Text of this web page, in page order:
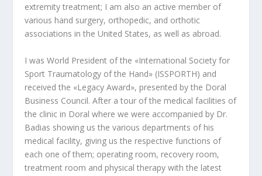
extremity treatment; I am also an active member of
various hand surgery, orthopedic, and orthotic
associations in the United States, as well as abroad.
I was World President of the «International Society for
Sport Traumatology of the Hand» (ISSPORTH) and
received the «Legacy Award», presented by the Doral
Business Council. After a tour of the medical facilities of
the clinic in Doral where we were accompanied by Dr.
Badias showing us the various departments of his
medical facility, giving us the respective functions of
each one of them; operating room, recovery room,
treatment room and physical therapy with the latest